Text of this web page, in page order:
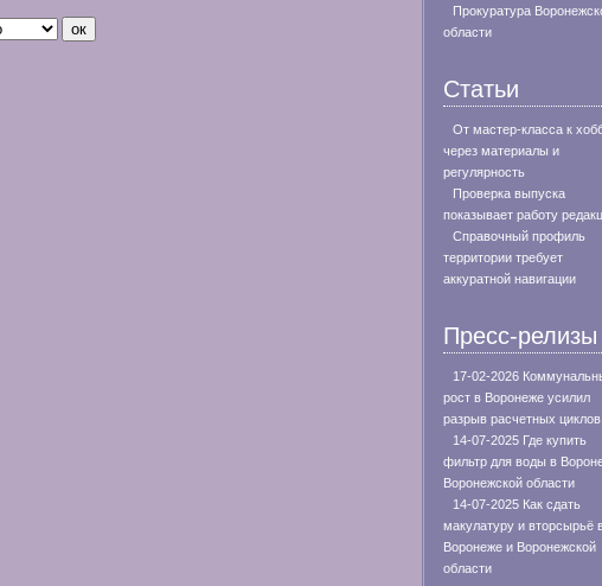
Прокуратура
области
Статьи
От мастер-класса к
через материалы и
регулярность
Проверка выпуска
показывает работу
Справочный профиль
территории требует
аккуратной навигации
Пресс-релизы
17-02-2026
рост в Воронеже усилил
разрыв расчетных циклов
14-07-2025 Где купить
фильтр для воды в
Воронежской области
14-07-2025 Как сдать
макулатуру и вторсырьё
Воронеже и Воронежской
области